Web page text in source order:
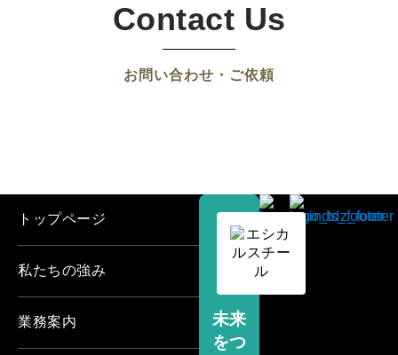
Contact Us
お問い合わせ・ご依頼
未来
をつ
トップページ
私たちの強み
業務案内